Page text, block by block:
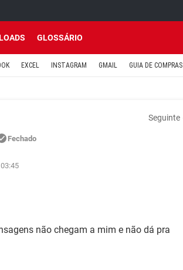
GLOSSÁRIO
EXCEL INSTAGRAM GMAIL GUIA DE COMPRAS
Seguinte
Fechado
não chegam a mim e não dá pra